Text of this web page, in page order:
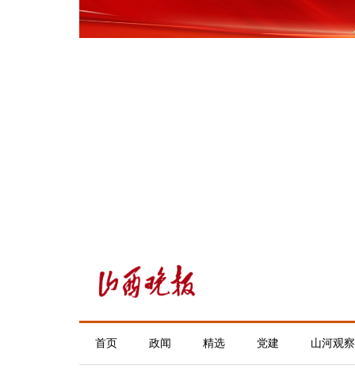
首页 政闻 精选 党建 山河观察